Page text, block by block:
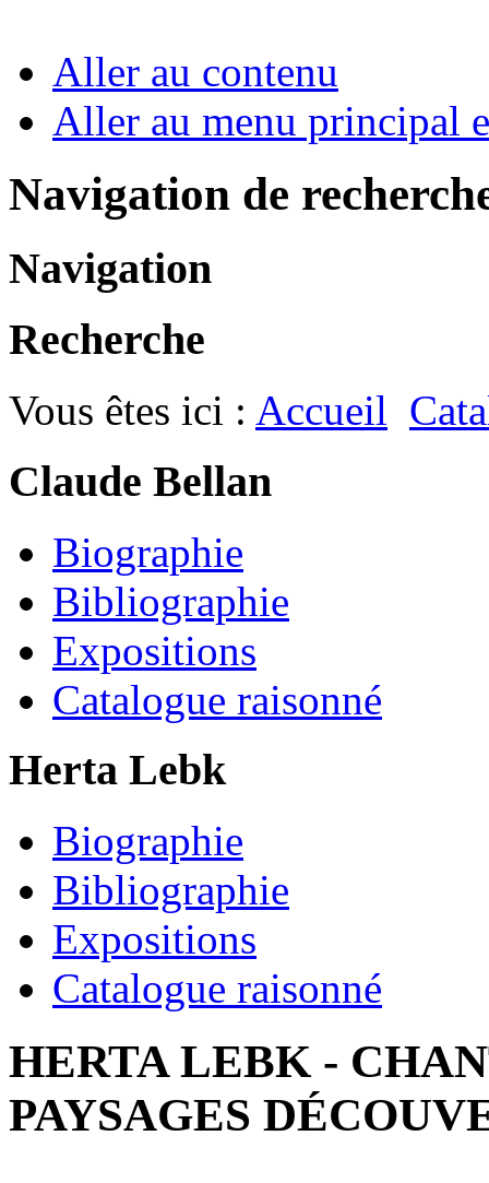
Aller au contenu
Aller au menu principal
Navigation de
Navigation
Recherche
Vous êtes ici : Accueil
Claude Bellan
Biographie
Bibliographie
Expositions
Catalogue raisonné
Herta Lebk
Biographie
Bibliographie
Expositions
Catalogue raisonné
HERTA LEBK -
PAYSAGES